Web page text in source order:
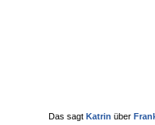
Das sagt Katrin über